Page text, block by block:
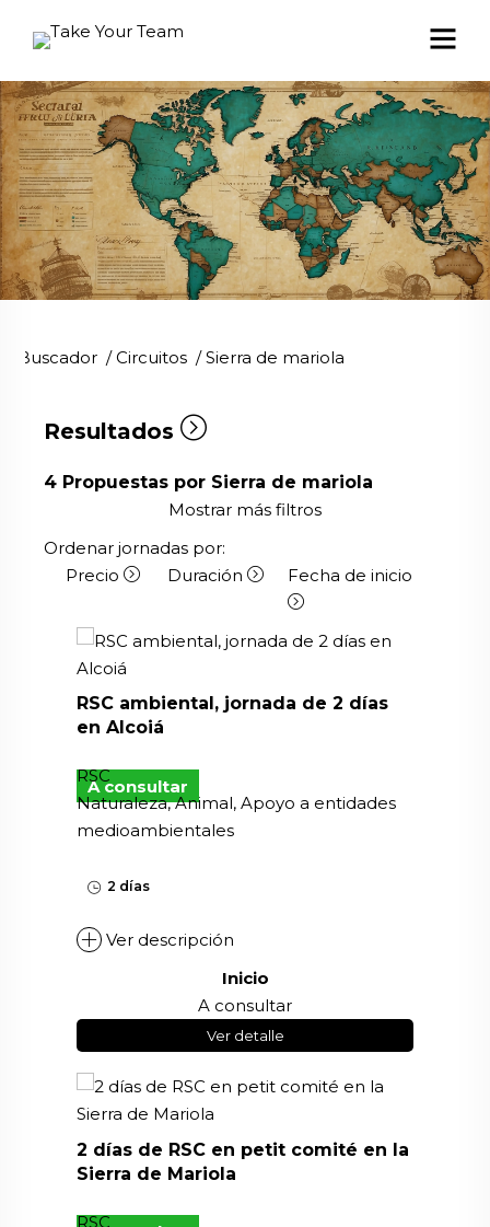
Buscador /Circuitos /Sierra de mariola
Resultados
4 Propuestas por Sierra de mariola
Mostrar más filtros
Ordenar jornadas por:
Precio
Duración Fecha de inicio
A consultar
RSC ambiental, jornada de 2 días
en Alcoiá
RSC
Naturaleza, Animal, Apoyo a entidades
medioambientales
2 días
Ver descripción
Inicio
A consultar
Ver detalle
2 días de RSC en petit comité en la
Sierra de Mariola
RSC